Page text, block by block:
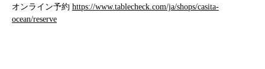
オンライン予約 https://www.tablecheck.com/ja/shops/casita-
ocean/reserve